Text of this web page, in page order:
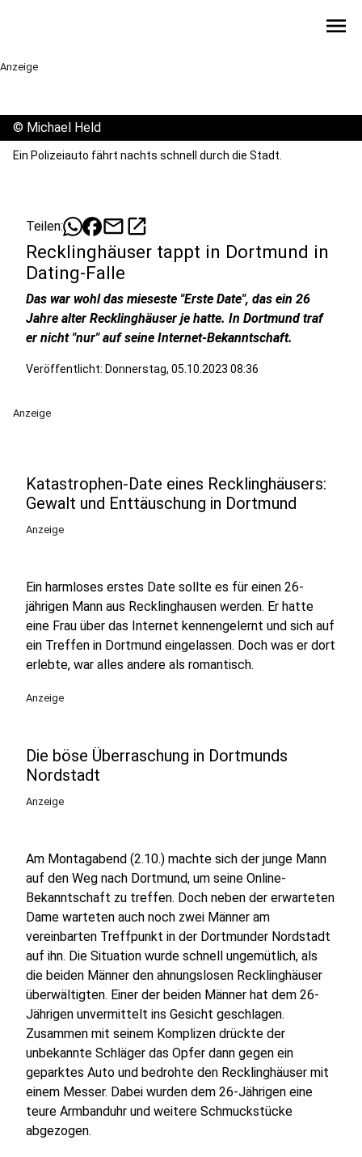
menu
Anzeige
© Michael Held
Ein Polizeiauto fährt nachts schnell durch die Stadt.
Teilen: mailopen_in_new
Recklinghäuser tappt in Dortmund in
Dating-Falle
Das war wohl das mieseste "Erste Date", das ein 26
Jahre alter Recklinghäuser je hatte. In Dortmund traf
er nicht "nur" auf seine Internet-Bekanntschaft.
Veröffentlicht: Donnerstag, 05.10.2023 08:36
Anzeige
Katastrophen-Date eines Recklinghäusers:
Gewalt und Enttäuschung in Dortmund
Anzeige
Ein harmloses erstes Date sollte es für einen 26-
jährigen Mann aus Recklinghausen werden. Er hatte
eine Frau über das Internet kennengelernt und sich auf
ein Treffen in Dortmund eingelassen. Doch was er dort
erlebte, war alles andere als romantisch.
Anzeige
Die böse Überraschung in Dortmunds
Nordstadt
Anzeige
Am Montagabend (2.10.) machte sich der junge Mann
auf den Weg nach Dortmund, um seine Online-
Bekanntschaft zu treffen. Doch neben der erwarteten
Dame warteten auch noch zwei Männer am
vereinbarten Treffpunkt in der Dortmunder Nordstadt
auf ihn. Die Situation wurde schnell ungemütlich, als
die beiden Männer den ahnungslosen Recklinghäuser
überwältigten. Einer der beiden Männer hat dem 26-
Jährigen unvermittelt ins Gesicht geschlagen.
Zusammen mit seinem Komplizen drückte der
unbekannte Schläger das Opfer dann gegen ein
geparktes Auto und bedrohte den Recklinghäuser mit
einem Messer. Dabei wurden dem 26-Jährigen eine
teure Armbanduhr und weitere Schmuckstücke
abgezogen.